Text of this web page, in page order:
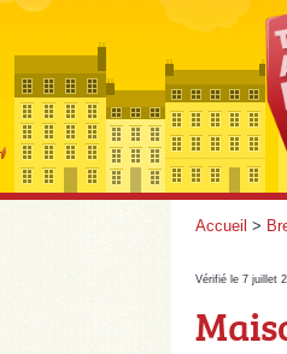
Accueil >
Vérifié le 7 juillet